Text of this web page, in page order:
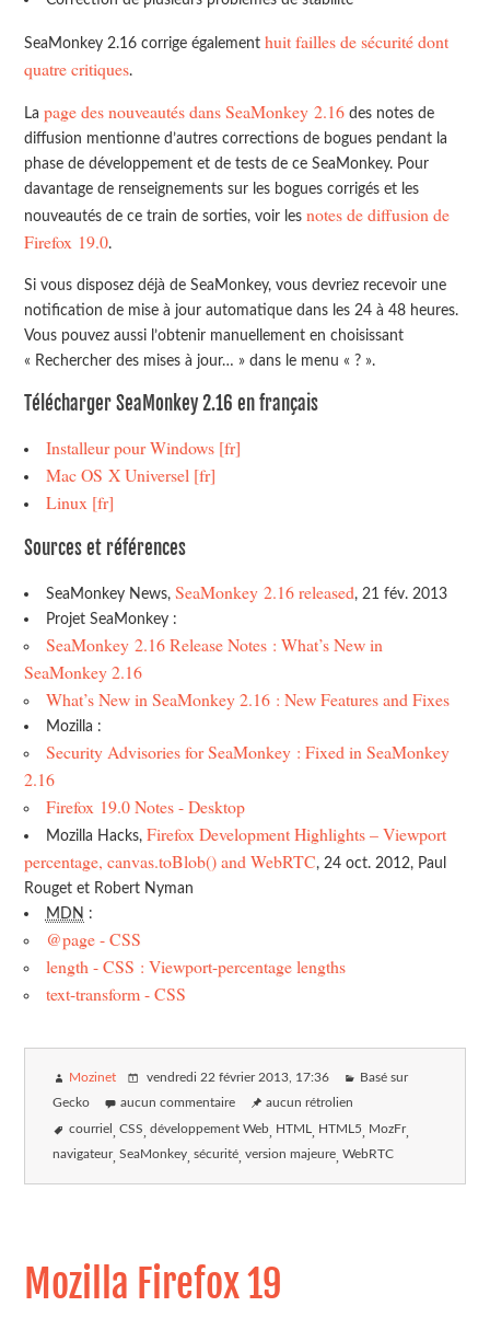
SeaMonkey 2.16 corrige égalementhuit failles de sécurité dont
quatre critiques.
Lapage des nouveautés dans SeaMonkey 2.16 des notes de
diffusion mentionne d’autres corrections de bogues pendant la
phase de développement et de tests de ce SeaMonkey. Pour
davantage de renseignements sur les bogues corrigés et les
nouveautés de ce train de sorties, voir lesnotes de diffusion de
Firefox 19.0.
Si vous disposez déjà de SeaMonkey, vous devriez recevoir une
notification de mise à jour automatique dans les 24 à 48 heures.
Vous pouvez aussi l’obtenir manuellement en choisissant
« Rechercher des mises à jour… » dans le menu « ? ».
Télécharger SeaMonkey 2.16 en français
Installeur pour Windows [fr]
Mac OS X Universel [fr]
Linux [fr]
Sources et références
SeaMonkey News, SeaMonkey 2.16 released, 21 fév. 2013
Projet SeaMonkey :
SeaMonkey 2.16 Release Notes : What’s New in
SeaMonkey 2.16
What’s New in SeaMonkey 2.16 : New Features and Fixes
Mozilla :
Security Advisories for SeaMonkey : Fixed in SeaMonkey
2.16
Firefox 19.0 Notes - Desktop
Mozilla Hacks, Firefox Development Highlights – Viewport
percentage, canvas.toBlob() and WebRTC, 24 oct. 2012, Paul
Rouget et Robert Nyman
MDN :
@page - CSS
length - CSS : Viewport-percentage lengths
text-transform - CSS
Mozinet vendredi 22 février 2013 , 17:36 Basé sur
Gecko aucun commentaire aucun rétrolien
courriel CSS développement Web HTML HTML5 MozFr
navigateur SeaMonkey sécurité version majeure WebRTC
Mozilla Firefox 19